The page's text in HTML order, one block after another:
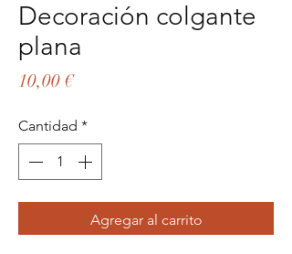
Decoración colgante
plana
10,00 €Precio
Cantidad *
Agregar al carrito